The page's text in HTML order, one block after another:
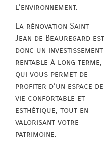
l’environnement.
La rénovation Saint
Jean de Beauregard est
donc un investissement
rentable à long terme,
qui vous permet de
profiter d’un espace de
vie confortable et
esthétique, tout en
valorisant votre
patrimoine.